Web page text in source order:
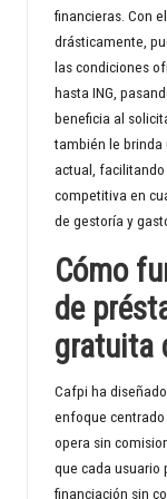
financieras. Con
drásticamente,
las condiciones
hasta ING,
beneficia al
también le brinda
actual,
competitiva en
de gestoría y
Cómo
de
gratuita
Cafpi ha
enfoque centrado
opera sin
que cada usuario
financiación sin